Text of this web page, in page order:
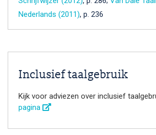
Nederlands (2011), p. 236
Inclusief taalgebruik
Kijk voor adviezen over inclusief
pagina